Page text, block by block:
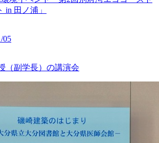
in 田ノ浦」
05
（副学長）の講演会